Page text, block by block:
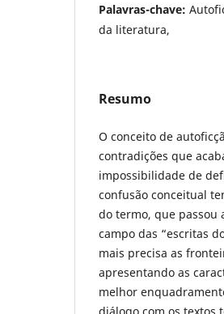
Palavras-chave:
da literatura,
Resumo
O conceito de
contradições que
impossibilidade de
confusão conceitual
do termo, que passou
campo das “escritas
mais precisa as
apresentando as
melhor